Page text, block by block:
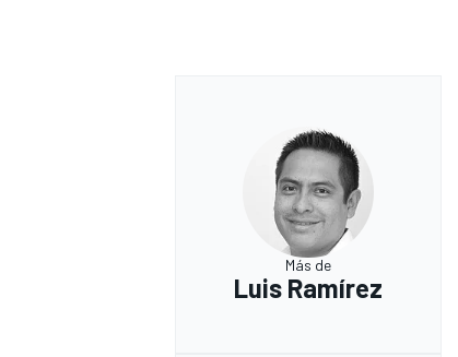
Más de
Luis Ramírez